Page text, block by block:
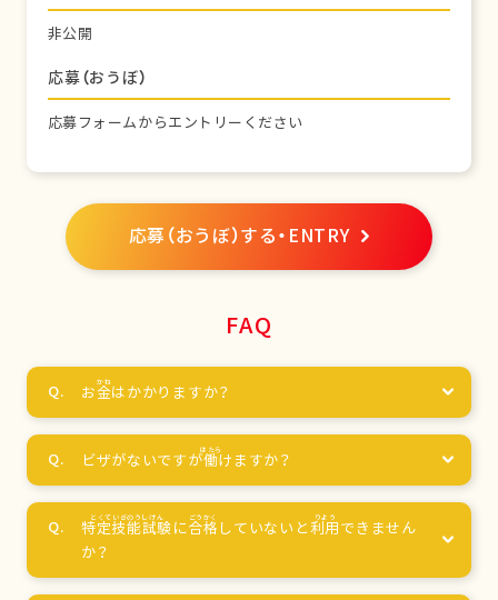
非公開
応募（おうぼ）
応募フォームからエントリーください
応募（おうぼ）する・ENTRY
FAQ
お金はかかりますか？
ビザがないですが働けますか？
特定技能試験に合格 していないと利用 できません
か？